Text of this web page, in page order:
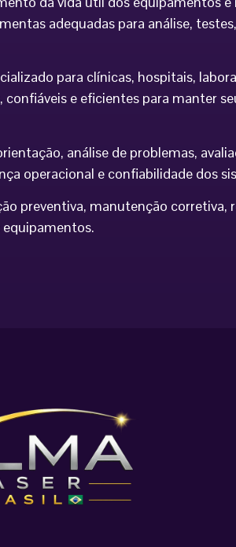
adequadas para análise,
para clínicas, hospitais,
e eficientes para manter
análise de problemas,
operacional e confiabilidade dos
preventiva, manutenção corretiva,